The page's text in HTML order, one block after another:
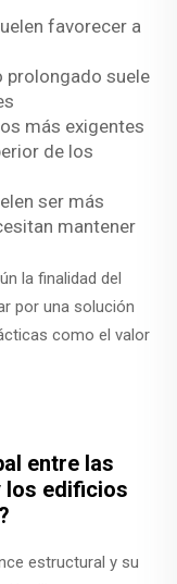
favorecer a
prolongado suele
más exigentes
de los
ser más
mantener
la finalidad del
por una solución
como el valor
entre las
los edificios
estructural y su